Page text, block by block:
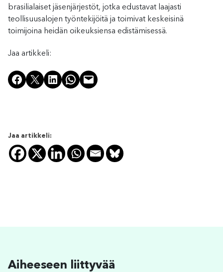
brasilialaiset jäsenjärjestöt, jotka edustavat laajasti
teollisuusalojen työntekijöitä ja toimivat keskeisinä
toimijoina heidän oikeuksiensa edistämisessä.
Jaa artikkeli:
Share on Facebook
Share on X Share on LinkedIn
Share on WhatsApp
Email this Page
Jaa artikkeli:
Aiheeseen liittyvää